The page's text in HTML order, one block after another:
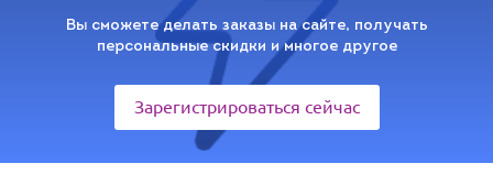
Вы сможете делать заказы на сайте, получать
персональные скидки и многое другое
Зарегистрироваться сейчас